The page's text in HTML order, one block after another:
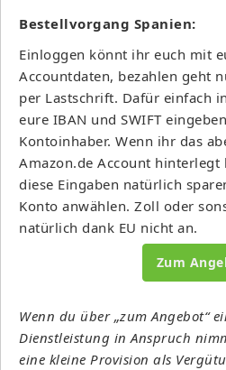
Bestellvorgang Spanien:
Einloggen könnt ihr euch mit
Accountdaten, bezahlen geht
per Lastschrift. Dafür einfach in
eure IBAN und SWIFT
Kontoinhaber. Wenn ihr das
Amazon.de Account
diese Eingaben natürlich
Konto anwählen. Zoll oder
natürlich dank EU nicht an.
Zum
Wenn du über „zum Angebot“
Dienstleistung in Anspruch
eine kleine Provision als